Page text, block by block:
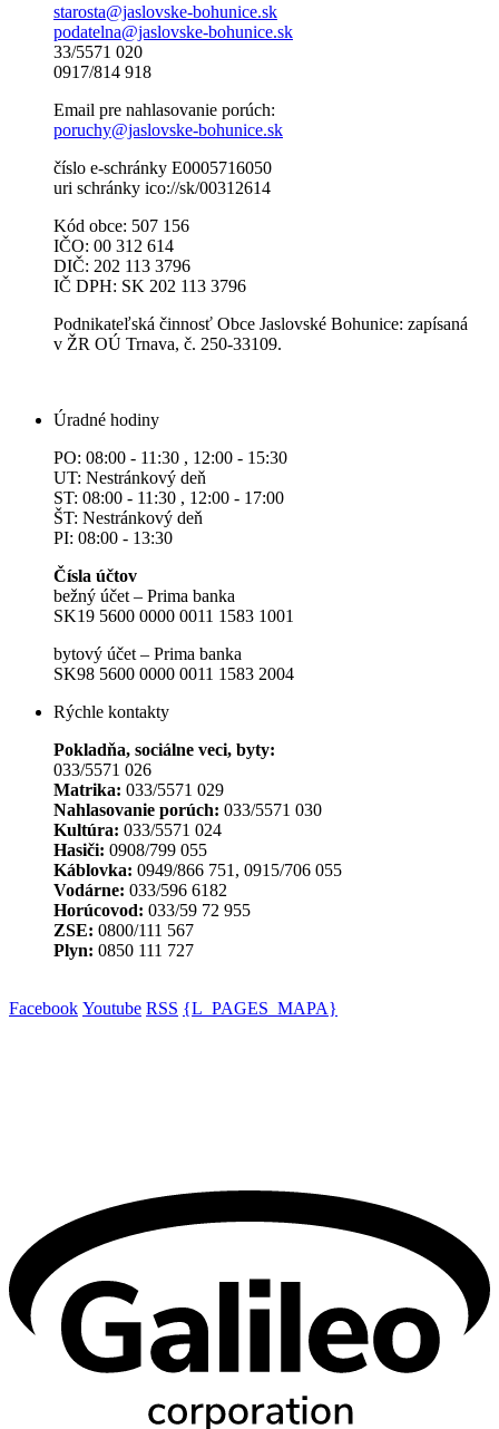
starosta@jaslovske-bohunice.sk
podatelna@jaslovske-bohunice.sk
33/5571 020
0917/814 918
Email pre nahlasovanie porúch:
poruchy@jaslovske-bohunice.sk
číslo e-schránky E0005716050
uri schránky ico://sk/00312614
Kód obce: 507 156
IČO: 00 312 614
DIČ: 202 113 3796
IČ DPH: SK 202 113 3796
Podnikateľská činnosť Obce Jaslovské Bohunice: zapísaná
v ŽR OÚ Trnava, č. 250-33109.
Úradné hodiny
PO: 08:00 - 11:30 , 12:00 - 15:30
UT: Nestránkový deň
ST: 08:00 - 11:30 , 12:00 - 17:00
ŠT: Nestránkový deň
PI: 08:00 - 13:30
Čísla účtov
bežný účet – Prima banka
SK19 5600 0000 0011 1583 1001
bytový účet – Prima banka
SK98 5600 0000 0011 1583 2004
Rýchle kontakty
Pokladňa, sociálne veci, byty:
033/5571 026
Matrika: 033/5571 029
Nahlasovanie porúch: 033/5571 030
Kultúra: 033/5571 024
Hasiči: 0908/799 055
Káblovka: 0949/866 751, 0915/706 055
Vodárne: 033/596 6182
Horúcovod: 033/59 72 955
ZSE: 0800/111 567
Plyn: 0850 111 727
Facebook Youtube RSS {L_PAGES_MAPA}